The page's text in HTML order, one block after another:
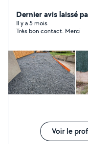
dispositions h24 7j7
plus d'informations
Dernier avis laissé
Il y a 5 mois
Très bon contact. Merci
Voir le